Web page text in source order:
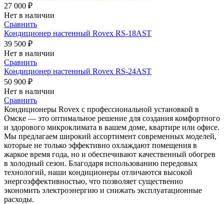
27 000 ₽
Нет в наличии
Сравнить
Кондиционер настенный Rovex RS-18AST
39 500 ₽
Нет в наличии
Сравнить
Кондиционер настенный Rovex RS-24AST
50 900 ₽
Нет в наличии
Сравнить
Кондиционеры Rovex с профессиональной установкой в
Омске — это оптимальное решение для создания комфортного
и здорового микроклимата в вашем доме, квартире или офисе.
Мы предлагаем широкий ассортимент современных моделей,
которые не только эффективно охлаждают помещения в
жаркое время года, но и обеспечивают качественный обогрев
в холодный сезон. Благодаря использованию передовых
технологий, наши кондиционеры отличаются высокой
энергоэффективностью, что позволяет существенно
экономить электроэнергию и снижать эксплуатационные
расходы.